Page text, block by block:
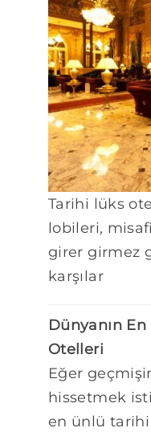
Tarihi lüks
lobileri,
girer girmez
karşılar
Dünyanın
Otelleri
Eğer
hissetmek
en ünlü